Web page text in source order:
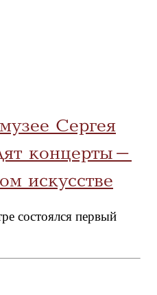
Сергея
концерты-
искусстве
состоялся первый